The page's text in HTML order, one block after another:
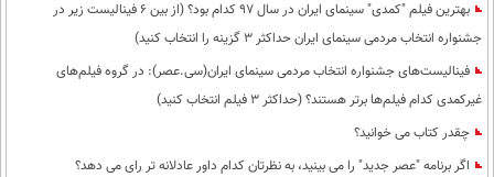
بهترین فیلم "کمدی" سینمای ایران در سال 97 کدام بود؟ (از بین 6 فینالیست زیر در
جشنواره انتخاب مردمی سینمای ایران حداکثر 3 گزینه را انتخاب کنید)
فینالیست‌های جشنواره انتخاب مردمی سینمای ایران(سی.عصر): در گروه فیلم‌های
غیرکمدی کدام فیلم‌ها برتر هستند؟ (حداکثر 3 فیلم انتخاب کنید)
چقدر کتاب می خوانید؟
اگر برنامه "عصر جدید" را می بینید، به نظرتان کدام داور عادلانه تر رای می دهد؟